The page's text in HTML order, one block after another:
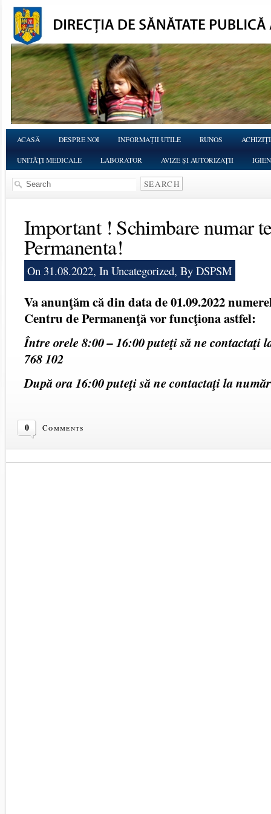
ACASĂ DESPRE NOI INFORMAŢII UTILE RUNOS
UNITĂŢI MEDICALE LABORATOR AVIZE ȘI AUTORIZAȚII
Important ! Schimbare numar
Permanenta!
On 31.08.2022, In Uncategorized, By DSPSM
Va anunţăm că din data de 01.09.2022
Centru de Permanenţă vor funcţiona astfel:
Între orele 8:00 – 16:00 puteţi să ne contactaţi
768 102
După ora 16:00 puteţi să ne contactaţi la
0 Comments